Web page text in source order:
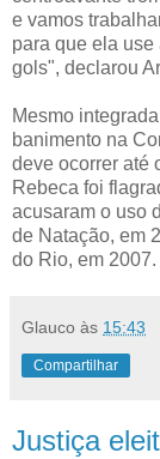
e vamos
para que ela use
gols", declarou
Mesmo
banimento na
deve ocorrer até
Rebeca foi
acusaram o uso
de Natação, em
do Rio, em 2007.
Glauco às 15:43
Compartilhar
Justiça